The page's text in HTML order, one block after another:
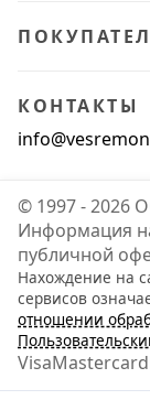
КОНТАКТЫ
© 1997 - 2026
Информация
публичной
Нахождение на
сервисов
отношении
VisaMastercard